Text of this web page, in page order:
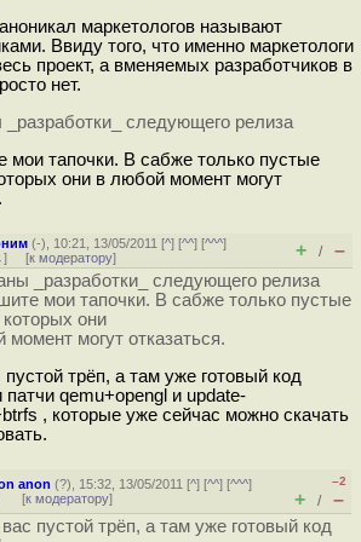
маркетологов называют
Ввиду того, что именно маркетологи
проект, а вменяемых разработчиков в
нет.
_разработки_ следующего релиза
мои тапочки. В сабже только пустые
они в любой момент могут
(-), 10:21, 13/05/2011 [^] [^^] [^^^]
] [к модератору] + / –
_разработки_ следующего релиза
мои тапочки. В сабже только пустые
они
могут отказаться.
пустой трёп, а там уже готовый код
патчи qemu+opengl и update-
, которые уже сейчас можно скачать
anon (?), 15:32, 13/05/2011 [^] [^^] [^^^]
[к модератору]
–2
+ / –
пустой трёп, а там уже готовый код